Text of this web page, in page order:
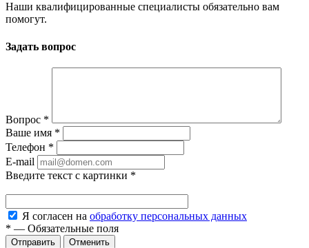
Наши квалифицированные специалисты обязательно вам
помогут.
Задать вопрос
Вопрос *
Ваше имя *
Телефон *
E-mail
Введите текст с картинки *
Я согласен на обработку персональных данных
* — Обязательные поля
Отменить